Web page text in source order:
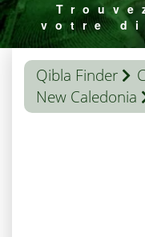
votre
Qibla Finder
New Caledonia